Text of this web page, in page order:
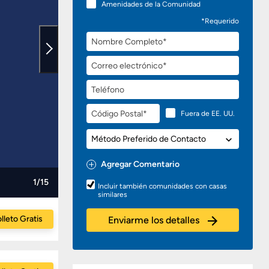
Amenidades de la Comunidad
*Requerido
Nombre
Completo
Correo
electrónico
Teléfono
Código
Postal
Fuera de EE. UU.
Método
Preferido
de
Contacto
Agregar Comentario
Preguntas
o
Comentarios
Incluir también comunidades con casas
similares
Enviarme los detalles
1/15
Gratis